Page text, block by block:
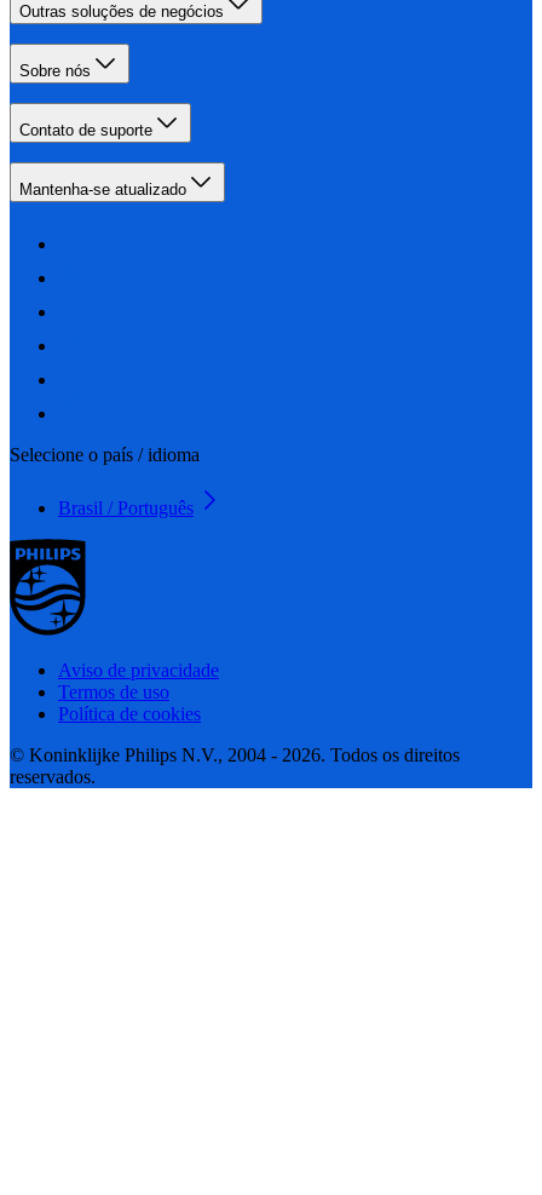
Outras soluções de negócios
Sobre nós
Contato de suporte
Mantenha-se atualizado
Selecione o país / idioma
Brasil / Português
Aviso de privacidade
Termos de uso
Política de cookies
© Koninklijke Philips N.V., 2004 - 2026. Todos os direitos
reservados.